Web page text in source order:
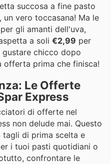
succosa a fine pasto
un vero toccasana! Ma le
gli amanti dell'uva,
a soli €2,99 per
chicco dopo
prima che finisca!
Le Offerte
Express
di offerte nel
non delude mai. Questo
di prima scelta e
i tuoi pasti quotidiani o
confrontare le